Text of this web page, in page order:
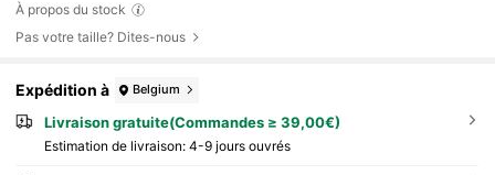
À propos du stock
Pas votre taille? Dites-nous
Expédition à Belgium
Livraison gratuite(Commandes ≥ 39,00€)
Estimation de livraison: 4-9 jours ouvrés